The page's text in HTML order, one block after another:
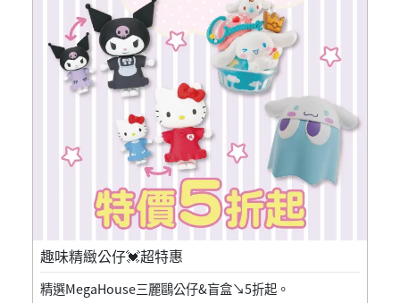
趣味精緻公仔💓超特惠
精選MegaHouse三麗鷗公仔&盲盒↘5折起。